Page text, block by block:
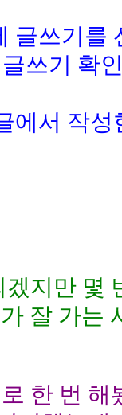
글쓰기를
쓰기 확
에서 작
지만 몇
잘 가는
한 번 해